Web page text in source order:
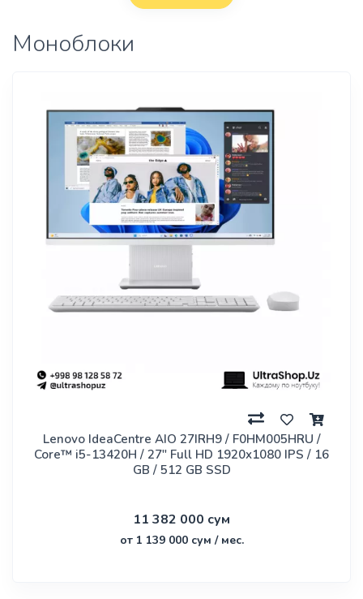
Моноблоки
Lenovo IdeaCentre AIO 27IRH9 / F0HM005HRU /
Core™ i5-13420H / 27" Full HD 1920x1080 IPS / 16
GB / 512 GB SSD
11 382 000 сум
от 1 139 000 сум / мес.